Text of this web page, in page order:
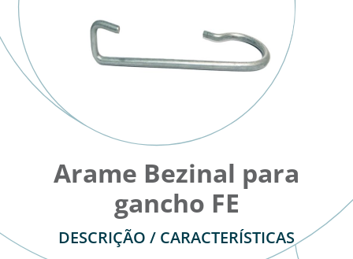
Arame Bezinal para
gancho FE
DESCRIÇÃO / CARACTERÍSTICAS